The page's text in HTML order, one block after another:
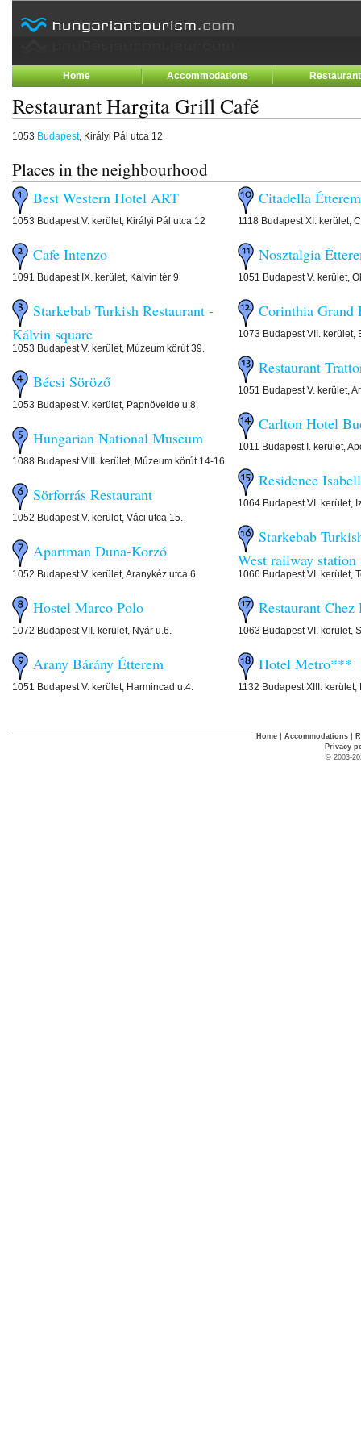
Home Accommodations
Restaurant Hargita Grill Café
1053 Budapest, Királyi Pál utca 12
Places in the neighbourhood
Best Western Hotel ART
1053 Budapest V. kerület, Királyi Pál utca 12
Cafe Intenzo
1091 Budapest IX. kerület, Kálvin tér 9
Starkebab Turkish Restaurant -
Kálvin square
1053 Budapest V. kerület, Múzeum körút 39.
Bécsi Söröző
1053 Budapest V. kerület, Papnövelde u.8.
Hungarian National Museum
1088 Budapest VIII. kerület, Múzeum körút 14-16
Sörforrás Restaurant
1052 Budapest V. kerület, Váci utca 15.
Apartman Duna-Korzó
1052 Budapest V. kerület, Aranykéz utca 6
Hostel Marco Polo
1072 Budapest VII. kerület, Nyár u.6.
Arany Bárány Étterem
1051 Budapest V. kerület, Harmincad u.4.
Citadella Étterem
1118 Budapest XI. kerület,
Nosztalgia
1051 Budapest V. kerület,
Corinthia Grand
1073 Budapest VII. kerület,
Restaurant
1051 Budapest V. kerület,
Carlton Hotel
1011 Budapest I. kerület,
Residence
1064 Budapest VI. kerület,
Starkebab
West railway station
1066 Budapest VI. kerület,
Restaurant Chez
1063 Budapest VI. kerület,
Hotel Metro***
1132 Budapest XIII. kerület,
Home Accommodations
Privacy
© 2003-